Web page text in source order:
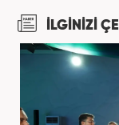
İLGİNİZİ